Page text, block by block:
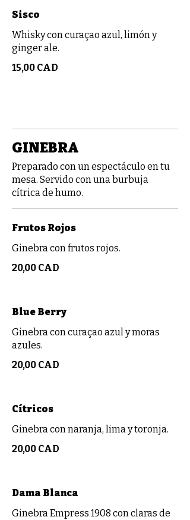
Sisco
Whisky con curaçao azul, limón y
ginger ale.
15,00 CAD
GINEBRA
Preparado con un espectáculo en tu
mesa. Servido con una burbuja
cítrica de humo.
Frutos Rojos
Ginebra con frutos rojos.
20,00 CAD
Blue Berry
Ginebra con curaçao azul y moras
azules.
20,00 CAD
Cítricos
Ginebra con naranja, lima y toronja.
20,00 CAD
Dama Blanca
Ginebra Empress 1908 con claras de